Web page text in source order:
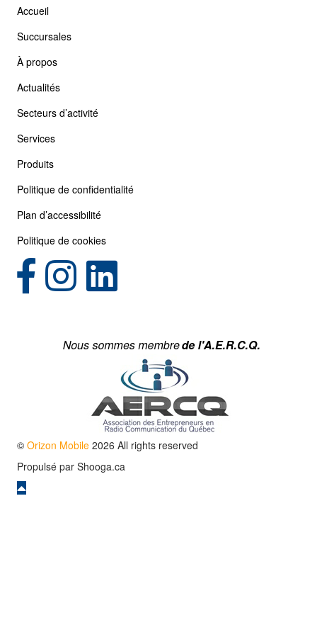
Accueil
Succursales
À propos
Actualités
Secteurs d’activité
Services
Produits
Politique de confidentialité
Plan d’accessibilité
Politique de cookies
(opens in new tab)
(opens in new tab)
© Orizon Mobile 2026 All rights reserved
Propulsé par Shooga.ca